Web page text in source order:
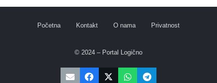
Početna Kontakt O nama Privatnost
© 2024 – Portal Logično